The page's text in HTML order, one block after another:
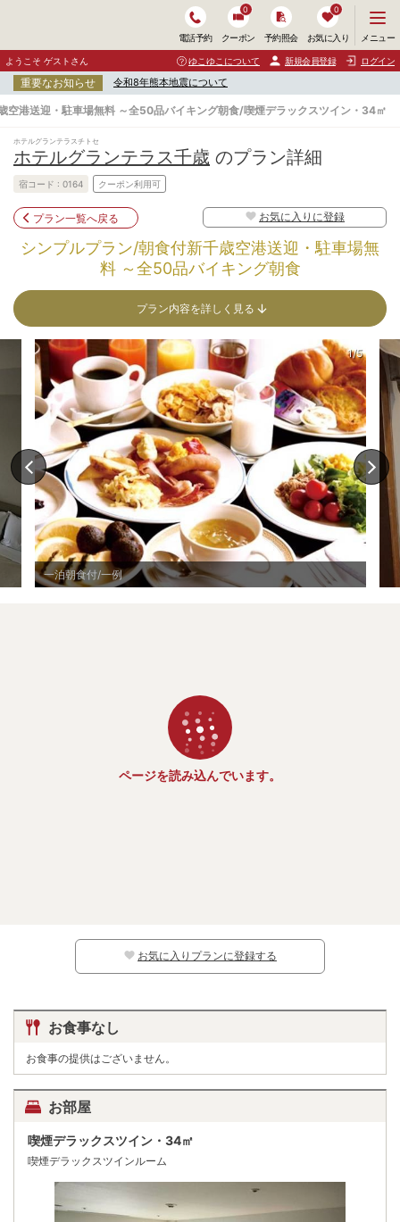
電話予約 クーポン
0
予約照会 お気に入り
0
ニ
ュ
ー
開
く
メニュー
ようこそ ゲストさん ゆこゆこについて 新規会員登録 ログイン
重要なお知らせ 令和8年熊本地震について
空港送迎・駐車場無料 ～全50品バイキング朝食/喫煙デラックスツイン・34㎡
ホテルグランテラスチトセ
ホテルグランテラス千歳 のプラン詳細
宿コード : 0164 クーポン利用可
プラン一覧へ戻る お気に入りに登録
シンプルプラン/朝食付新千歳空港送迎・駐車場無
料 ～全50品バイキング朝食
プラン内容を詳しく見る
一泊朝食付/一例
1/5
ページを読み込んでいます。
お気に入りプランに登録する
お食事なし
お食事の提供はございません。
お部屋
喫煙デラックスツイン・34㎡
喫煙デラックスツインルーム